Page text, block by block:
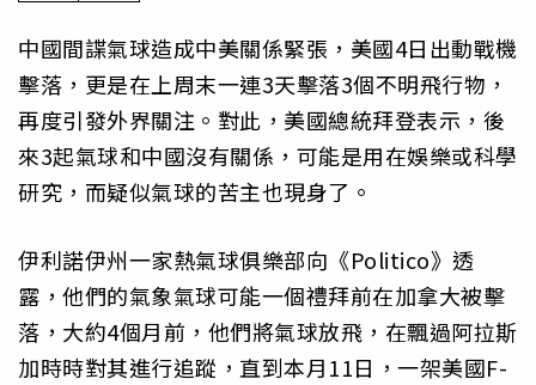
中國間諜氣球造成中美關係緊張，美國4日出動戰機
擊落，更是在上周末一連3天擊落3個不明飛行物，
再度引發外界關注。對此，美國總統拜登表示，後
來3起氣球和中國沒有關係，可能是用在娛樂或科學
研究，而疑似氣球的苦主也現身了。
伊利諾伊州一家熱氣球俱樂部向《Politico》透
露，他們的氣象氣球可能一個禮拜前在加拿大被擊
落，大約4個月前，他們將氣球放飛，在飄過阿拉斯
加時時對其進行追蹤，直到本月11日，一架美國F-